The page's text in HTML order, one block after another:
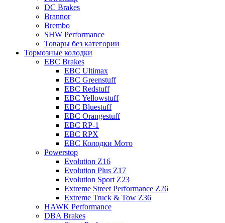
DC Brakes
Brannor
Brembo
SHW Performance
Товары без категории
Тормозные колодки
EBC Brakes
EBC Ultimax
EBC Greenstuff
EBC Redstuff
EBC Yellowstuff
EBC Bluestuff
EBC Orangestuff
EBC RP-1
EBC RPX
EBC Колодки Мото
Powerstop
Evolution Z16
Evolution Plus Z17
Evolution Sport Z23
Extreme Street Performance Z26
Extreme Truck & Tow Z36
HAWK Performance
DBA Brakes